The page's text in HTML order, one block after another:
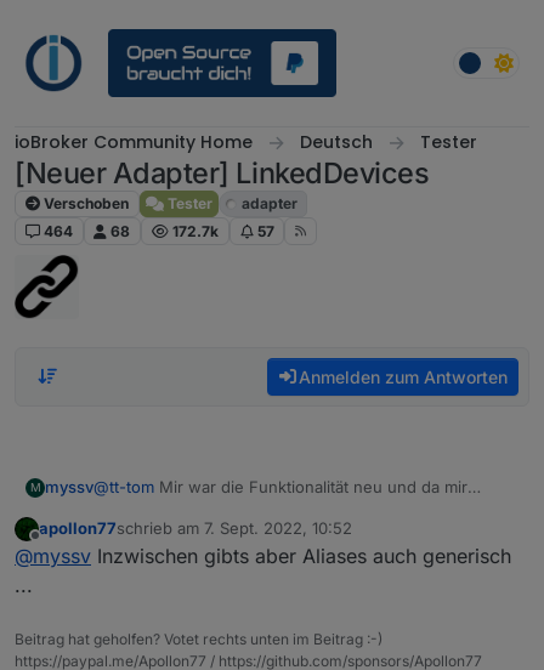
ioBroker Community Home Deutsch Tester
[Neuer Adapter] LinkedDevices
Verschoben Tester
adapter
464
68 172.7k 57
Anmelden zum Antworten
M myssv@tt-tom Mir war die Funktionalität neu und da mir
ich alle Scripte öffnen, die mit dem Sensor verknüpft
waren.
Da hat mir die Lösung mit den LinkedDevices recht gut
gefallen und ich wollte es mal ausprobieren.
apollon77schrieb am 7. Sept. 2022, 10:52
zuletzt editiert von
@myssv Inzwischen gibts aber Aliases auch generisch
...
Beitrag hat geholfen? Votet rechts unten im Beitrag :-)
https://paypal.me/Apollon77 / https://github.com/sponsors/Apollon77